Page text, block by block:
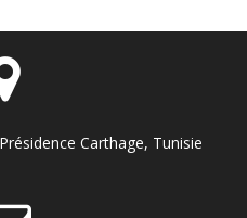
Carthage, Tunisie